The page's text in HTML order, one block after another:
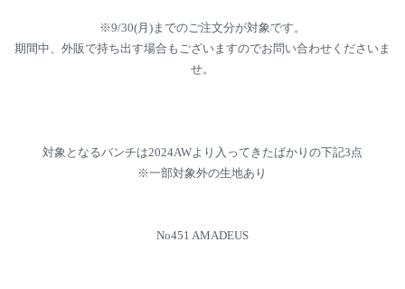
※9/30(月)までのご注文分が対象です。
期間中、外販で持ち出す場合もございますのでお問い合わせくださいま
せ。
対象となるバンチは2024AWより入ってきたばかりの下記3点
※一部対象外の生地あり
No451 AMADEUS